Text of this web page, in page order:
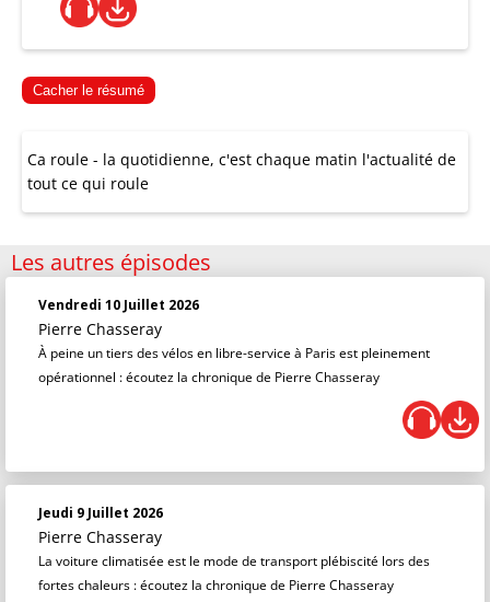
Cacher le résumé
Ca roule - la quotidienne, c'est chaque matin l'actualité de
tout ce qui roule
Les autres épisodes
Vendredi 10 Juillet 2026
Pierre Chasseray
À peine un tiers des vélos en libre-service à Paris est pleinement
opérationnel : écoutez la chronique de Pierre Chasseray
Jeudi 9 Juillet 2026
Pierre Chasseray
La voiture climatisée est le mode de transport plébiscité lors des
fortes chaleurs : écoutez la chronique de Pierre Chasseray